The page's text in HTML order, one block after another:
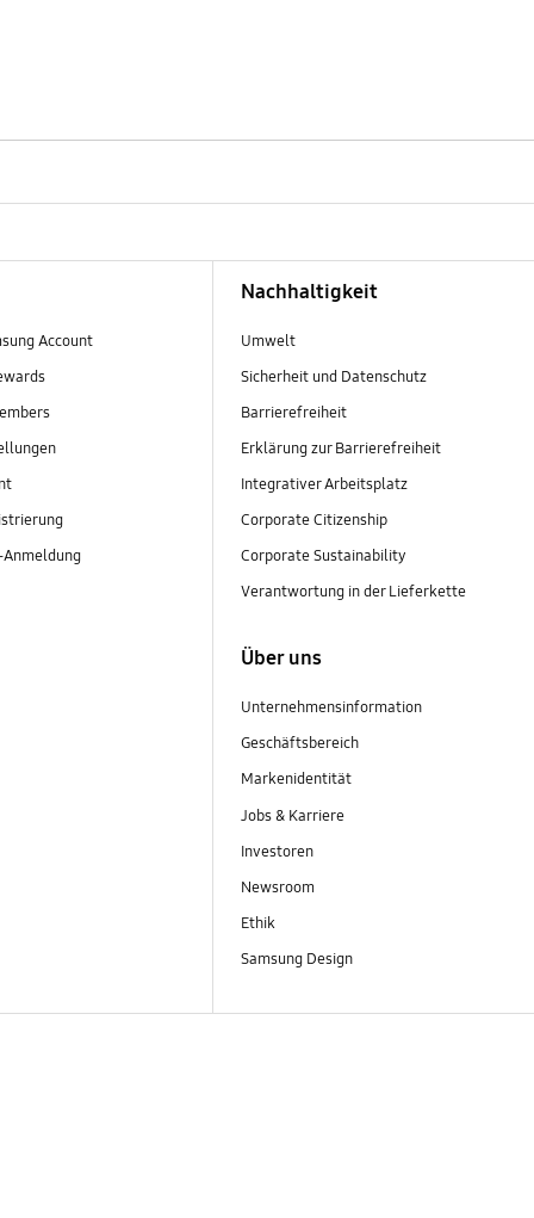
Account
Nachhaltigkeit
Umwelt
Sicherheit und Datenschutz
Barrierefreiheit
Erklärung zur Barrierefreiheit
Integrativer Arbeitsplatz
Corporate Citizenship
Corporate Sustainability
Verantwortung in der Lieferkette
Über uns
Unternehmensinformation
Geschäftsbereich
Markenidentität
Jobs & Karriere
Investoren
Newsroom
Ethik
Samsung Design